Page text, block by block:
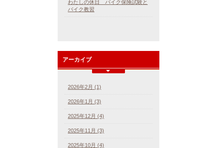
わたしの休日 バイク保険試験と
バイク教習
アーカイブ
2026年2月 (1)
2026年1月 (3)
2025年12月 (4)
2025年11月 (3)
2025年10月 (4)